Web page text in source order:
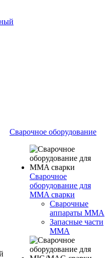
Сварочное оборудование
Сварочное
оборудование для
MMA сварки
Сварочные
аппараты MMA
Запасные части
MMA